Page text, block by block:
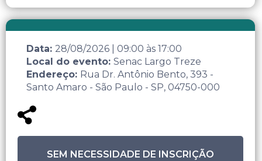
Data: 28/08/2026 09:00 às 17:00
Local do evento: Senac Largo Treze
Endereço: Rua Dr. Antônio Bento, 393 -
Santo Amaro - São Paulo - SP, 04750-000
SEM NECESSIDADE DE INSCRIÇÃO